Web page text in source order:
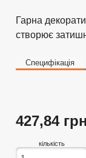
Гарна
створює
Специфікація
427,84
кількість